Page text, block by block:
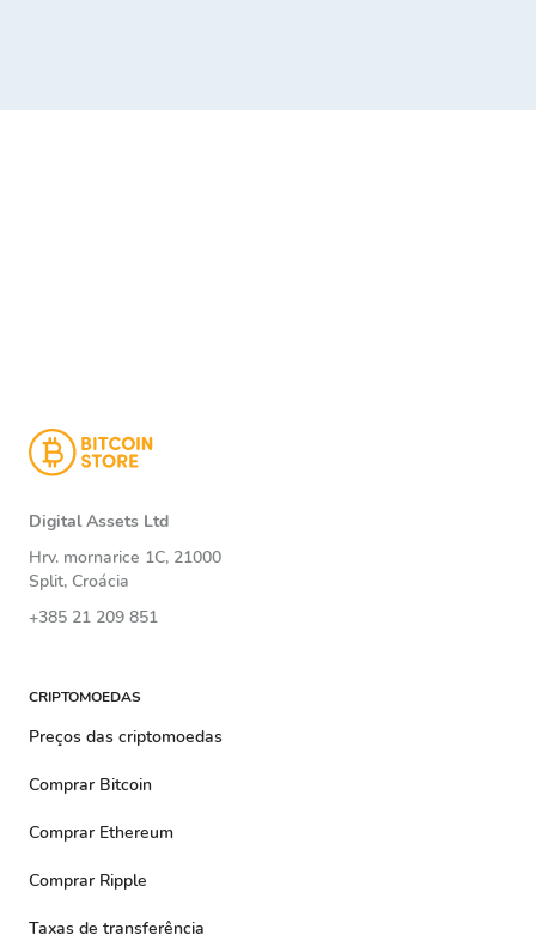
Digital Assets Ltd
Hrv. mornarice 1C, 21000
Split, Croácia
+385 21 209 851
CRIPTOMOEDAS
Preços das criptomoedas
Comprar Bitcoin
Comprar Ethereum
Comprar Ripple
Taxas de transferência